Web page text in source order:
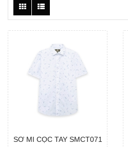
26
30
Chọn hàng
SƠ MI CỌC TAY SMCT071